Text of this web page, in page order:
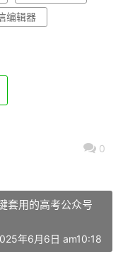
编辑器
0
套用的高考公众号
年6月6日 am10:18